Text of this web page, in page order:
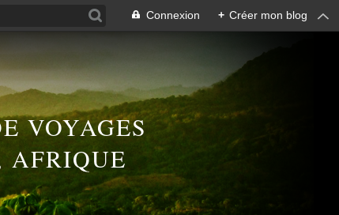
Connexion + Créer mon blog
VOYAGES
AFRIQUE